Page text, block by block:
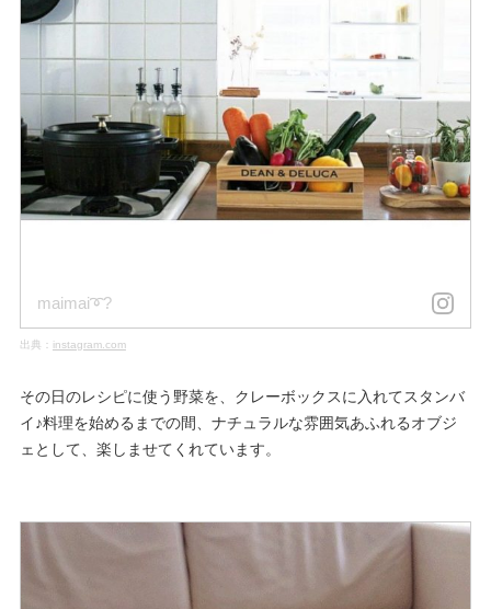
maimai➰?
出典： instagram.com
その日のレシピに使う野菜を、クレーボックスに入れてスタンバ
イ♪料理を始めるまでの間、ナチュラルな雰囲気あふれるオブジ
ェとして、楽しませてくれています。